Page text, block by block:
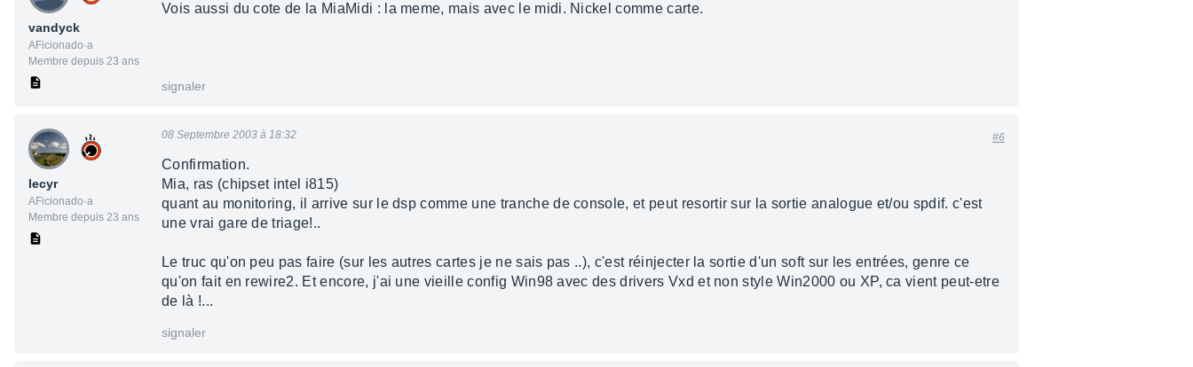
vandyck
AFicionado·a
Membre depuis 23 ans
Vois aussi du cote de la MiaMidi : la meme, mais avec le midi. Nickel comme carte.
signaler
lecyr
AFicionado·a
Membre depuis 23 ans
08 Septembre 2003 à 18:32 #6
Confirmation.
Mia, ras (chipset intel i815)
quant au monitoring, il arrive sur le dsp comme une tranche de console, et peut resortir sur la sortie analogue et/ou spdif. c'est
une vrai gare de triage!..
Le truc qu'on peu pas faire (sur les autres cartes je ne sais pas ..), c'est réinjecter la sortie d'un soft sur les entrées, genre ce
qu'on fait en rewire2. Et encore, j'ai une vieille config Win98 avec des drivers Vxd et non style Win2000 ou XP, ca vient peut-etre
de là !...
signaler